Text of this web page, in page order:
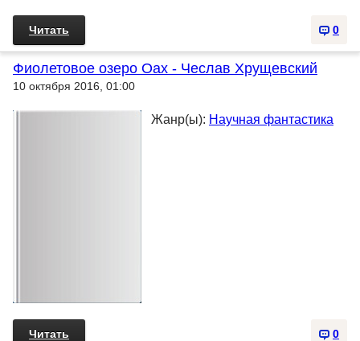
0
Читать
Фиолетовое озеро Оах - Чеслав Хрущевский
10 октября 2016, 01:00
Жанр(ы): Научная фантастика
0
Читать